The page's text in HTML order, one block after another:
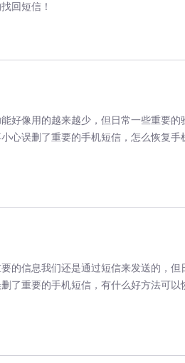
回短信！
好像用的越来越少，但日常一些重要的
心误删了重要的手机短信，怎么恢复手
的信息我们还是通过短信来发送的，但
了重要的手机短信，有什么好方法可以